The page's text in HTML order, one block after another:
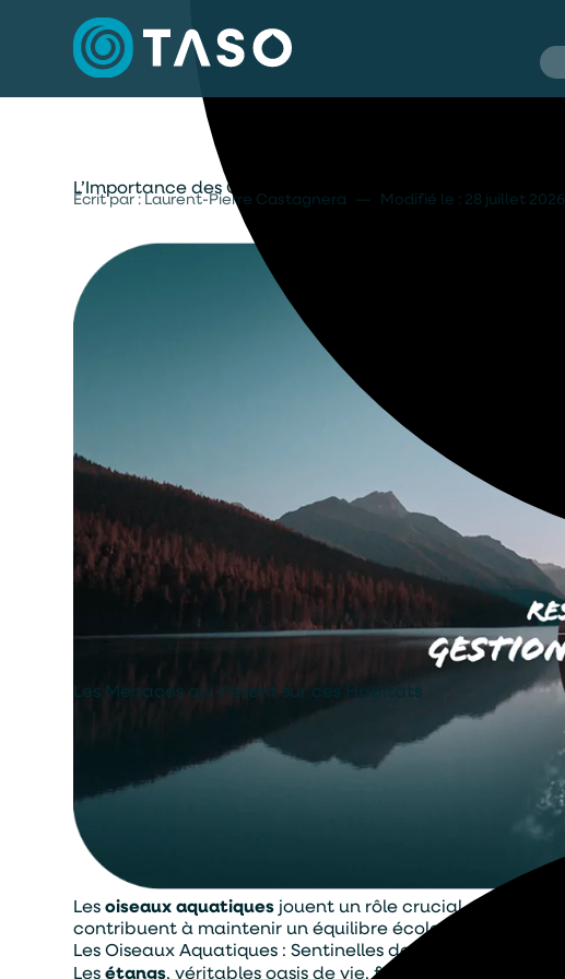
Les Menaces qui Pèsent sur ces Habitats
L’Importance des Oiseaux Aquatiques dans la
Écrit par : Laurent-Pierre Castagnera — Modifié le : 28 juillet 2026
Lesoiseaux aquatiques jouent un rôle crucial dans la
contribuent à maintenir un équilibre écologique
Les Oiseaux Aquatiques : Sentinelles de l’Équilibre
Lesétangs, véritables oasis de vie, fournissent un